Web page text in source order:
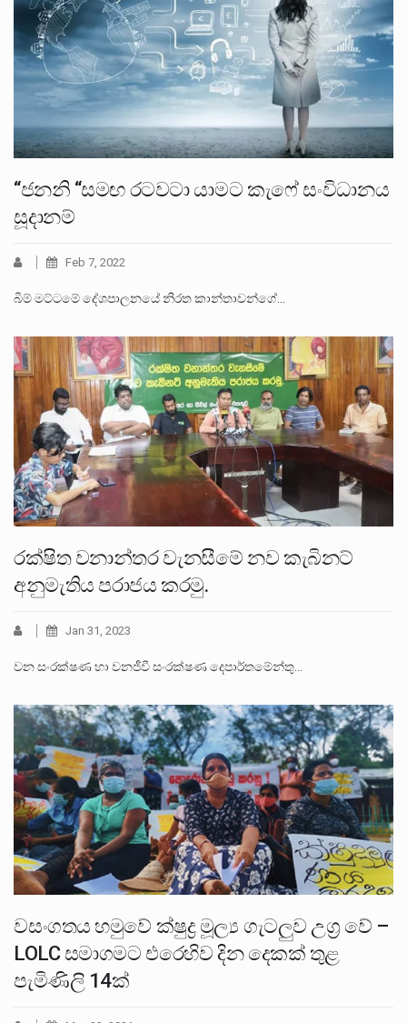
“ජනනි “සමඟ රටවටා යාමට කැෆේ සංවිධානය
සූදානම්
Feb 7, 2022
බිම් මට්ටමේ දේශපාලනයේ නිරත කාන්තාවන්ගේ…
රක්ෂිත වනාන්තර වැනසීමේ නව කැබිනට්
අනුමැතිය පරාජය කරමු.
Jan 31, 2023
වන සංරක්ෂණ හා වනජීවී සංරක්ෂණ දෙපාර්තමේන්තු…
වසංගතය හමුවේ ක්ෂුද්‍ර මූල්‍ය ගැටලුව උග්‍ර වේ –
LOLC සමාගමට එරෙහිව දින දෙකක් තුළ
පැමිණිලි 14ක්